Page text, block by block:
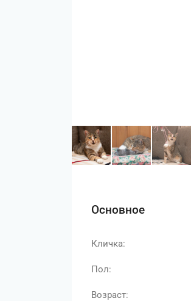
Основное
Кличка:
Пол:
Возраст: